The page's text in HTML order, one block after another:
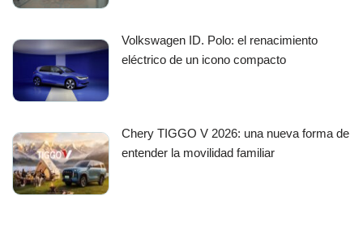
Volkswagen ID. Polo: el renacimiento
eléctrico de un icono compacto
Chery TIGGO V 2026: una nueva forma de
entender la movilidad familiar